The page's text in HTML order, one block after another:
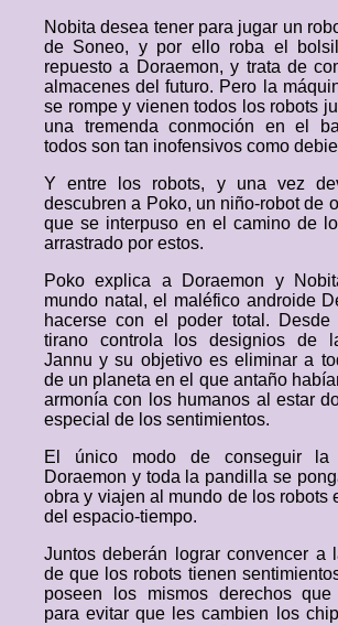
Nobita desea tener para jugar un
de Soneo, y por ello roba el
repuesto a Doraemon, y trata de
almacenes del futuro. Pero la
se rompe y vienen todos los robots
una tremenda conmoción en el
todos son tan inofensivos como
Y entre los robots, y una vez
descubren a Poko, un niño-robot de
que se interpuso en el camino de
arrastrado por estos.
Poko explica a Doraemon y
mundo natal, el maléfico androide
hacerse con el poder total. Desde
tirano controla los designios de
Jannu y su objetivo es eliminar a
de un planeta en el que antaño
armonía con los humanos al estar
especial de los sentimientos.
El único modo de conseguir
Doraemon y toda la pandilla se
obra y viajen al mundo de los robots
del espacio-tiempo.
Juntos deberán lograr convencer a
de que los robots tienen
poseen los mismos derechos
para evitar que les cambien los